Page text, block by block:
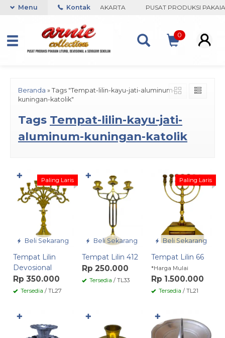
COLLECTION-BORO, YOGYAKARTA PUSAT PRODUKSI
Menu Kontak
0
Beranda » Tags "Tempat-lilin-kayu-jati-aluminum-
kuningan-katolik"
Tags Tempat-lilin-kayu-jati-
aluminum-kuningan-katolik
Beli Sekarang
Paling Laris
Tempat Lilin
Devosional
Rp 350.000
Tersedia / TL27
✚
Beli Sekarang
Tempat Lilin 412
Rp 250.000
Tersedia / TL33
✚
Beli Sekarang
Paling Laris
Tempat Lilin 66
*Harga Mulai
Rp 1.500.000
Tersedia / TL21
✚ ✚ ✚